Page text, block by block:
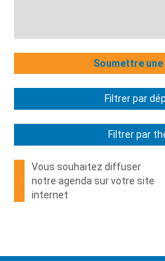
Soumettre
Filtrer par
Filtrer par
Vous souhaitez diffuser
notre agenda sur votre site
internet